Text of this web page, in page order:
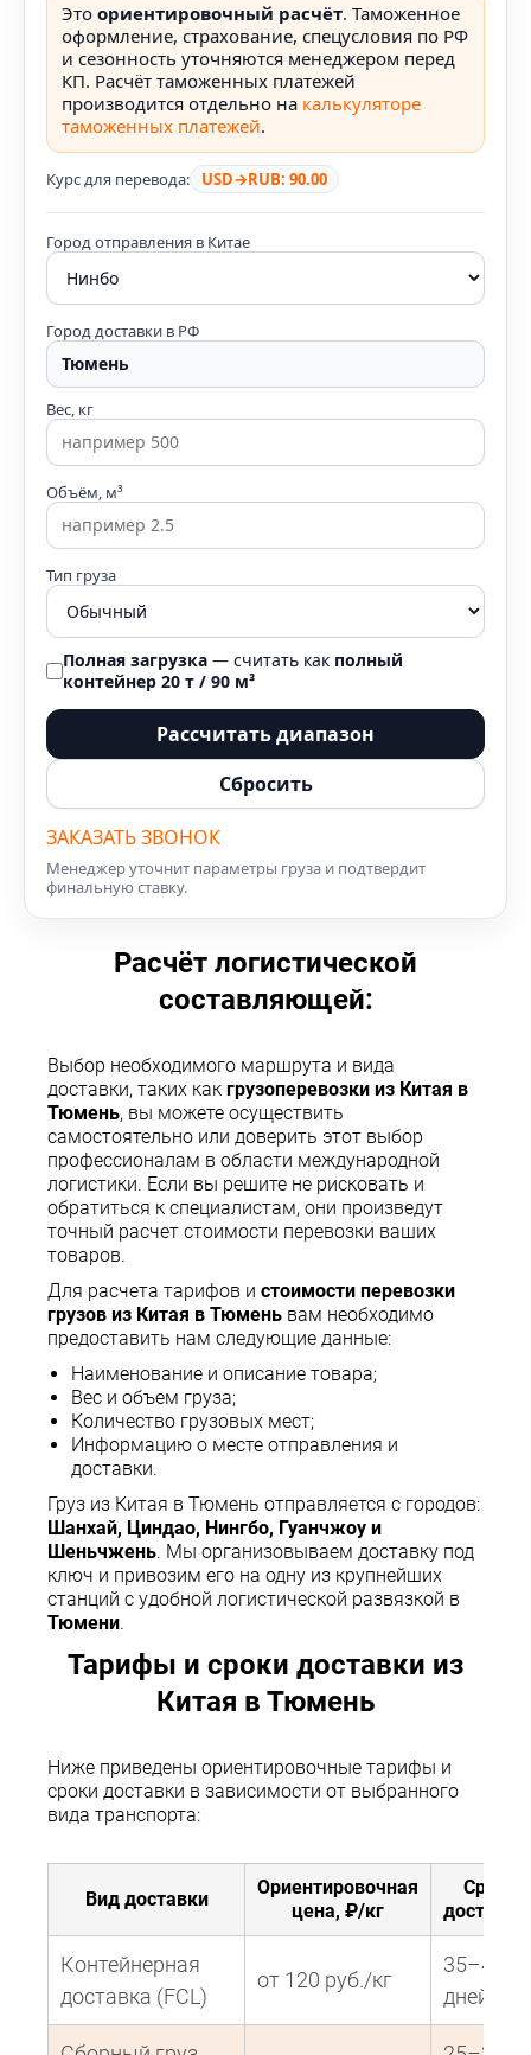
Это ориентировочный расчёт. Таможенное
оформление, страхование, спецусловия по РФ
и сезонность уточняются менеджером перед
КП. Расчёт таможенных платежей
производится отдельно на калькуляторе
таможенных платежей.
Курс для перевода: USD→RUB: 90.00
Город отправления в Китае
Город доставки в РФ
Вес, кг
Объём, м³
Тип груза
Полная загрузка — считать как полный
контейнер 20 т / 90 м³
Рассчитать диапазон
Сбросить
ЗАКАЗАТЬ ЗВОНОК
Менеджер уточнит параметры груза и подтвердит
финальную ставку.
Расчёт логистической
составляющей:
Выбор необходимого маршрута и вида
доставки, таких как грузоперевозки из Китая в
Тюмень, вы можете осуществить
самостоятельно или доверить этот выбор
профессионалам в области международной
логистики. Если вы решите не рисковать и
обратиться к специалистам, они произведут
точный расчет стоимости перевозки ваших
товаров.
Для расчета тарифов и стоимости перевозки
грузов из Китая в Тюмень вам необходимо
предоставить нам следующие данные:
Наименование и описание товара;
Вес и объем груза;
Количество грузовых мест;
Информацию о месте отправления и
доставки.
Груз из Китая в Тюмень отправляется с городов:
Шанхай, Циндао, Нингбо, Гуанчжоу и
Шеньчжень. Мы организовываем доставку под
ключ и привозим его на одну из крупнейших
станций с удобной логистической развязкой в
Тюмени.
Тарифы и сроки доставки из
Китая в Тюмень
Ниже приведены ориентировочные тарифы и
сроки доставки в зависимости от выбранного
вида транспорта:
Вид доставки
Ориентировочная
цена, ₽/кг
Срок
доставки
Контейнерная
доставка (FCL)
от 120 руб./кг
35–45
дней